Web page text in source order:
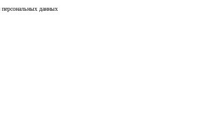
персональных данных